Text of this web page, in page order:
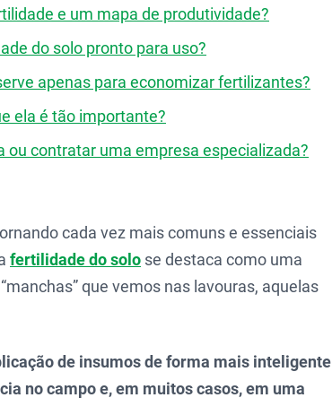
e um mapa de produtividade?
do solo pronto para uso?
apenas para economizar fertilizantes?
ela é tão importante?
contratar uma empresa especializada?
cada vez mais comuns e essenciais
fertilidade do solo se destaca como uma
que vemos nas lavouras, aquelas
de insumos de forma mais inteligente
no campo e, em muitos casos, em uma